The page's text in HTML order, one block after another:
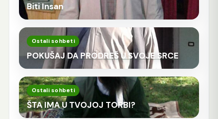
Biti Insan
Ostali sohbeti
POKUŠAJ DA PRODREŠ U SVOJE SRCE
Ostali sohbeti
ŠTA IMA U TVOJOJ TORBI?